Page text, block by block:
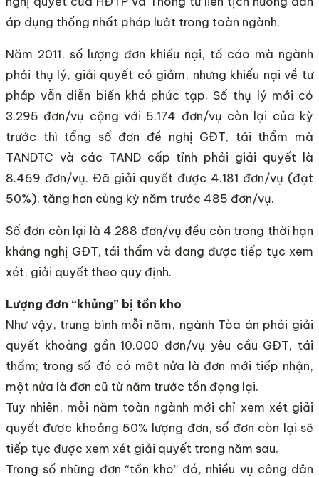
áp dụng thống nhất pháp luật trong toàn ngành.
Năm 2011, số lượng đơn khiếu nại, tố cáo mà ngành
phải thụ lý, giải quyết có giảm, nhưng khiếu nại về tư
pháp vẫn diễn biến khá phức tạp. Số thụ lý mới có
3.295 đơn/vụ cộng với 5.174 đơn/vụ còn lại của kỳ
trước thì tổng số đơn đề nghị GĐT, tái thẩm mà
TANDTC và các TAND cấp tỉnh phải giải quyết là
8.469 đơn/vụ. Đã giải quyết được 4.181 đơn/vụ (đạt
50%), tăng hơn cùng kỳ năm trước 485 đơn/vụ.
Số đơn còn lại là 4.288 đơn/vụ đều còn trong thời hạn
kháng nghị GĐT, tái thẩm và đang được tiếp tục xem
xét, giải quyết theo quy định.
Lượng đơn “khủng” bị tồn kho
Như vậy, trung bình mỗi năm, ngành Tòa án phải giải
quyết khoảng gần 10.000 đơn/vụ yêu cầu GĐT, tái
thẩm; trong số đó có một nửa là đơn mới tiếp nhận,
một nửa là đơn cũ từ năm trước tồn đọng lại.
Tuy nhiên, mỗi năm toàn ngành mới chỉ xem xét giải
quyết được khoảng 50% lượng đơn, số đơn còn lại sẽ
tiếp tục được xem xét giải quyết trong năm sau.
Trong số những đơn “tồn kho” đó, nhiều vụ công dân